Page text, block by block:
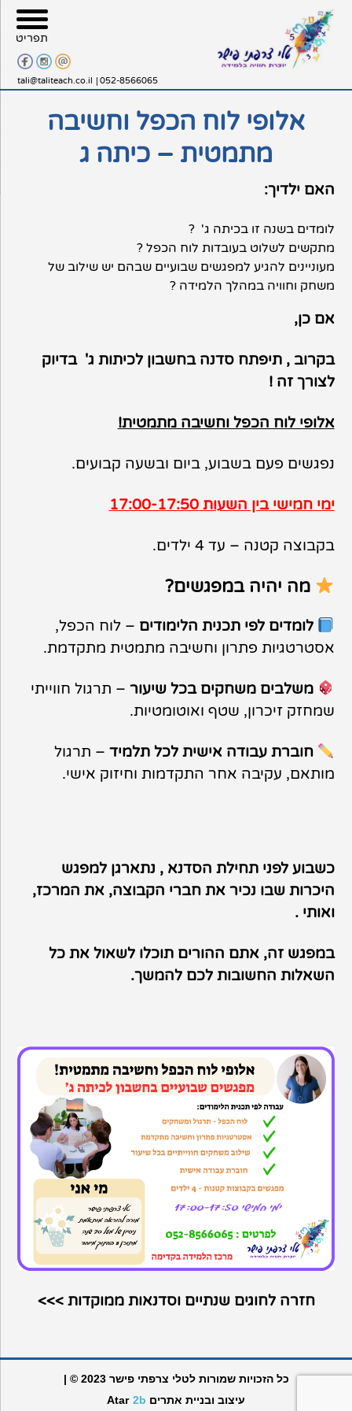
052-8566065
|
tali@taliteach.co.il
אלופי לוח הכפל וחשיבה
מתמטית – כיתה ג
האם ילדיך:
לומדים בשנה זו בכיתה ג' ?
מתקשים לשלוט בעובדות לוח הכפל ?
מעוניינים להגיע למפגשים שבועיים שבהם יש שילוב של
משחק וחוויה במהלך הלמידה ?
אם כן,
בקרוב , תיפתח סדנה בחשבון לכיתות ג' בדיוק
לצורך זה !
אלופי לוח הכפל וחשיבה מתמטית!
נפגשים פעם בשבוע, ביום ובשעה קבועים.
ימי חמישיבין השעות 17:00-17:50
בקבוצה קטנה – עד 4 ילדים.
מה יהיה במפגשים?
לומדים לפי תכנית הלימודים – לוח הכפל,
אסטרטגיות פתרון וחשיבה מתמטית מתקדמת.
משלבים משחקים בכל שיעור – תרגול חווייתי
שמחזק זיכרון, שטף ואוטומטיות.
חוברת עבודה אישית לכל תלמיד – תרגול
מותאם, עקיבה אחר התקדמות וחיזוק אישי.
כשבוע לפני תחילת הסדנא , נתארגן למפגש
היכרות שבו נכיר את חברי הקבוצה, את המרכז,
ואותי .
במפגש זה, אתם ההורים תוכלו לשאול את כל
השאלות החשובות לכם להמשך.
חזרה לחוגים שנתיים וסדנאות ממוקדות >>>
כל הזכויות שמורות לטלי צרפתי פישר 2023 © |
עיצוב ובניית אתרים
Atar 2b
תפריט